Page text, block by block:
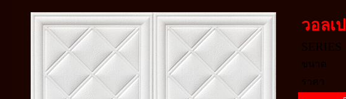
วอลเ
SERIES
ขนาด
ราคา